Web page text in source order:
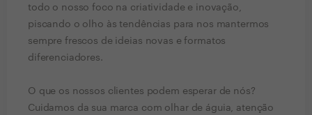
todo o nosso foco na criatividade e inovação,
piscando o olho às tendências para nos mantermos
sempre frescos de ideias novas e formatos
diferenciadores.
O que os nossos clientes podem esperar de nós?
Cuidamos da sua marca com olhar de águia, atenção